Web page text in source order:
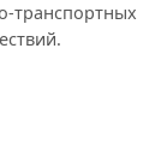
транспортных